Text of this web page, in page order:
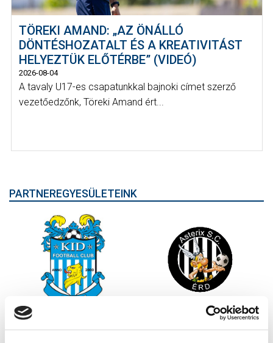
TÖREKI AMAND: „AZ ÖNÁLLÓ
DÖNTÉSHOZATALT ÉS A KREATIVITÁST
HELYEZTÜK ELŐTÉRBE” (VIDEÓ)
2026-08-04
A tavaly U17-es csapatunkkal bajnoki címet szerző
vezetőedzőnk, Töreki Amand ért...
PARTNEREGYESÜLETEINK